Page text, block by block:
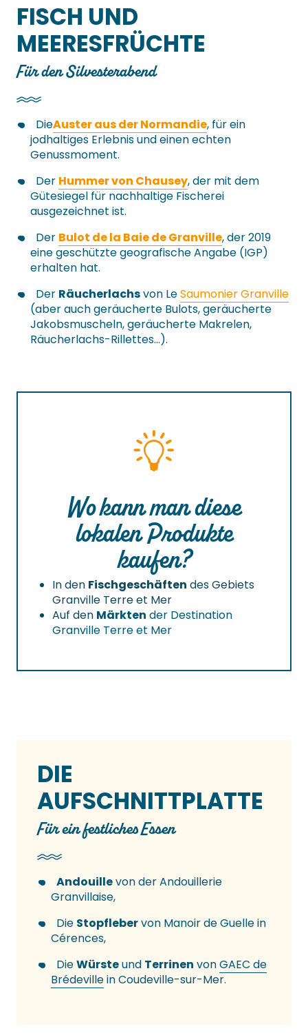
FISCH UND
MEERESFRÜCHTE
Für den Silvesterabend
DieAuster aus der Normandie, für ein
jodhaltiges Erlebnis und einen echten
Genussmoment.
Der Hummer von Chausey, der mit dem
Gütesiegel für nachhaltige Fischerei
ausgezeichnet ist.
Der Bulot de la Baie de Granville, der 2019
eine geschützte geografische Angabe (IGP)
erhalten hat.
Der Räucherlachsvon LeSaumonier Granville
(aber auch geräucherte Bulots, geräucherte
Jakobsmuscheln, geräucherte Makrelen,
Räucherlachs-Rillettes…).
Wo kann man diese
lokalen Produkte
kaufen?
In den Fischgeschäften des Gebiets
Granville Terre et Mer
Auf den Märkten der Destination
Granville Terre et Mer
DIE
AUFSCHNITTPLATTE
Für ein festliches Essen
Andouillevon der Andouillerie
Granvillaise,
Die Stopflebervon Manoir de Guelle in
Cérences,
DieWürsteund Terrinen vonGAEC de
Brédevillein Coudeville-sur-Mer.